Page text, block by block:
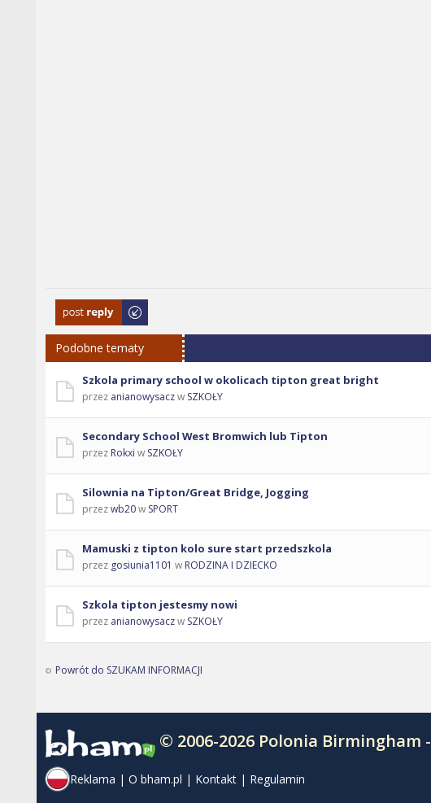
Odpowiedz
Podobne tematy
Szkola primary school w okolicach tipton great bright
przez anianowysaczw SZKOŁY
Secondary School West Bromwich lub Tipton
przez Rokxi w SZKOŁY
Silownia na Tipton/Great Bridge, Jogging
przezwb20w SPORT
Mamuski z tipton kolo sure start przedszkola
przez gosiunia1101 w RODZINA I DZIECKO
Szkola tipton jestesmy nowi
przez anianowysaczw SZKOŁY
Powrót do SZUKAM INFORMACJI
© 2006-2026 Polonia Birmingham -
Reklama | O bham.pl | Kontakt | Regulamin